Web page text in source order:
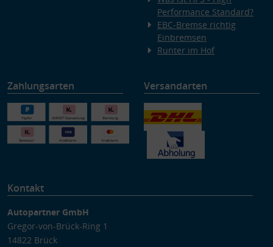
Performance Standard?
EBC-Bremse richtig
Einbremsen
Runter im Hof
Zahlungsarten Versandarten
Kontakt
Autopartner GmbH
Gregor-von-Brück-Ring 1
14822 Brück